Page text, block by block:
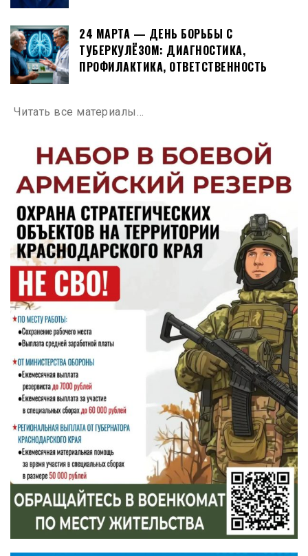
24 МАРТА — ДЕНЬ БОРЬБЫ С
ТУБЕРКУЛЁЗОМ: ДИАГНОСТИКА,
ПРОФИЛАКТИКА, ОТВЕТСТВЕННОСТЬ
Читать все материалы…